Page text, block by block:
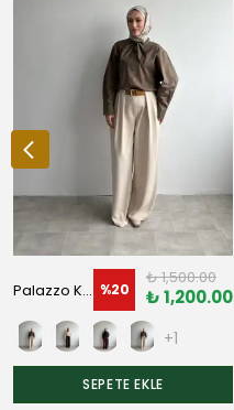
Palazzo Kemerli Pantolon %20
₺ 1,500.00
₺ 1,200.00
+1
SEPETE EKLE